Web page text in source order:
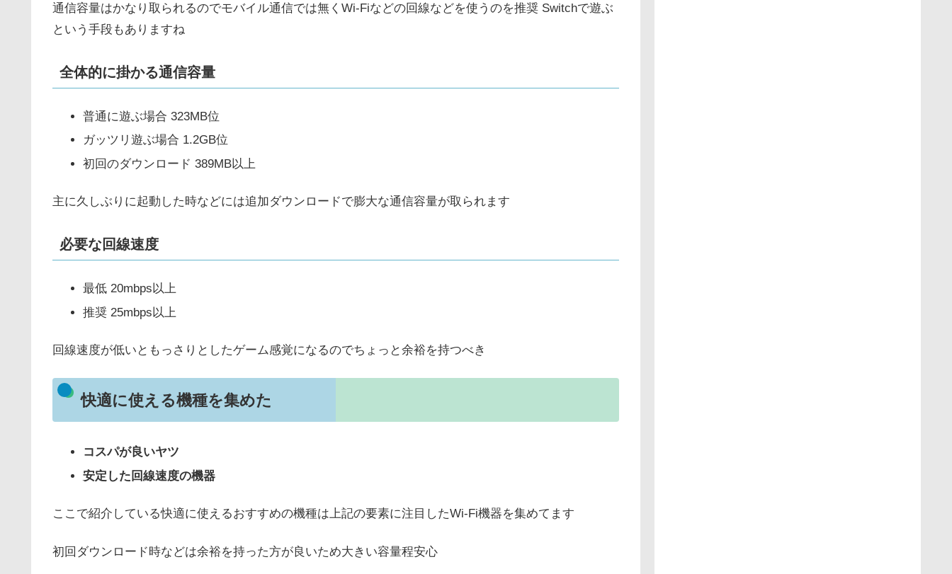
通信容量はかなり取られるのでモバイル通信では無くWi-Fiなどの回線などを使うのを推奨 Switchで遊ぶ
という手段もありますね
全体的に掛かる通信容量
普通に遊ぶ場合 323MB位
ガッツリ遊ぶ場合 1.2GB位
初回のダウンロード 389MB以上
主に久しぶりに起動した時などには追加ダウンロードで膨大な通信容量が取られます
必要な回線速度
最低 20mbps以上
推奨 25mbps以上
回線速度が低いともっさりとしたゲーム感覚になるのでちょっと余裕を持つべき
快適に使える機種を集めた
コスパが良いヤツ
安定した回線速度の機器
ここで紹介している快適に使えるおすすめの機種は上記の要素に注目したWi-Fi機器を集めてます
初回ダウンロード時などは余裕を持った方が良いため大きい容量程安心